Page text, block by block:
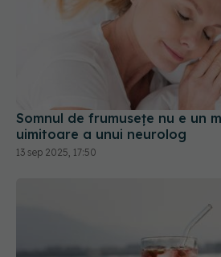
Somnul de frumusețe nu e un
uimitoare a unui neurolog
13 sep 2025, 17:50